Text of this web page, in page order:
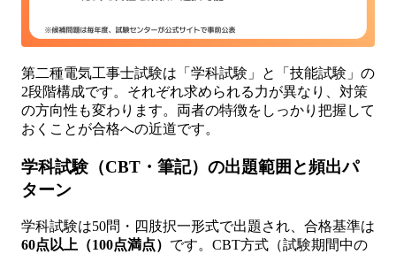
第二種電気工事士試験は「学科試験」と「技能試験」の
2段階構成です。それぞれ求められる力が異なり、対策
の方向性も変わります。両者の特徴をしっかり把握して
おくことが合格への近道です。
学科試験（CBT・筆記）の出題範囲と頻出パ
ターン
学科試験は50問・四肢択一形式で出題され、合格基準は
60点以上（100点満点） です。CBT方式（試験期間中の